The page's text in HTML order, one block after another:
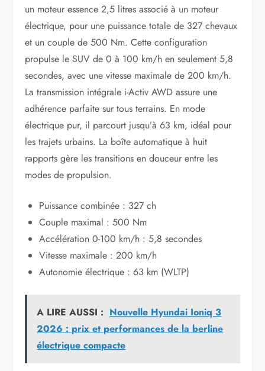
un moteur essence 2,5 litres associé à un moteur
électrique, pour une puissance totale de 327 chevaux
et un couple de 500 Nm. Cette configuration
propulse le SUV de 0 à 100 km/h en seulement 5,8
secondes, avec une vitesse maximale de 200 km/h.
La transmission intégrale i-Activ AWD assure une
adhérence parfaite sur tous terrains. En mode
électrique pur, il parcourt jusqu’à 63 km, idéal pour
les trajets urbains. La boîte automatique à huit
rapports gère les transitions en douceur entre les
modes de propulsion.
Puissance combinée : 327 ch
Couple maximal : 500 Nm
Accélération 0-100 km/h : 5,8 secondes
Vitesse maximale : 200 km/h
Autonomie électrique : 63 km (WLTP)
A LIRE AUSSI : Nouvelle Hyundai Ioniq 3
2026 : prix et performances de la berline
électrique compacte